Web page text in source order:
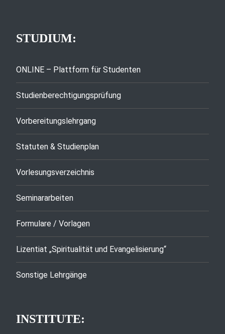
STUDIUM:
ONLINE – Plattform für Studenten
Studienberechtigungsprüfung
Vorbereitungslehrgang
Statuten & Studienplan
Vorlesungsverzeichnis
Seminararbeiten
Formulare / Vorlagen
Lizentiat „Spiritualität und Evangelisierung“
Sonstige Lehrgänge
INSTITUTE: